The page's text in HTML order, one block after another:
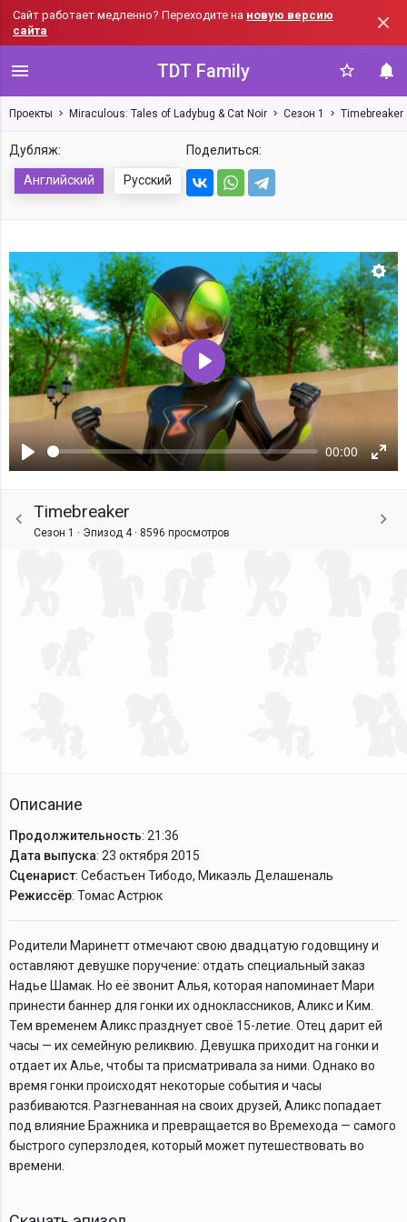
Сайт работает медленно? Переходите на новую версию
сайта
TDT Family
Проекты Miraculous: Tales of Ladybug & Cat Noir Сезон 1 Timebreaker
Дубляж:
Английский Русский
Поделиться:
Воспроизвести
00:00
Воспроизвести
Timebreaker
Сезон 1 · Эпизод 4 · 8596 просмотров
Описание
Продолжительность: 21:36
Дата выпуска: 23 октября 2015
Сценарист: Себастьен Тибодо, Микаэль Делашеналь
Режиссёр: Томас Астрюк
Родители Маринетт отмечают свою двадцатую годовщину и
оставляют девушке поручение: отдать специальный заказ
Надье Шамак. Но её звонит Алья, которая напоминает Мари
принести баннер для гонки их одноклассников, Аликс и Ким.
Тем временем Аликс празднует своё 15-летие. Отец дарит ей
часы — их семейную реликвию. Девушка приходит на гонки и
отдает их Алье, чтобы та присматривала за ними. Однако во
время гонки происходят некоторые события и часы
разбиваются. Разгневанная на своих друзей, Аликс попадает
под влияние Бражника и превращается во Времехода — самого
быстрого суперзлодея, который может путешествовать во
времени.